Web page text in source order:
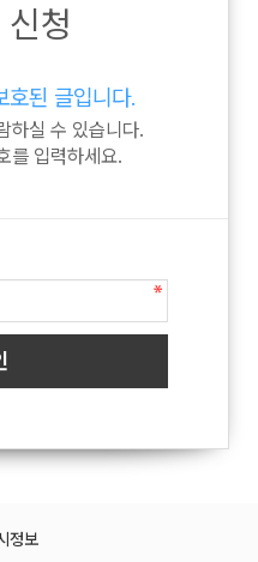
청
호된 글입니다.
하실 수 있습니다.
를 입력하세요.
정보